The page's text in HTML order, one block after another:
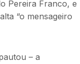
Pereira Franco, e
“o mensageiro
– a